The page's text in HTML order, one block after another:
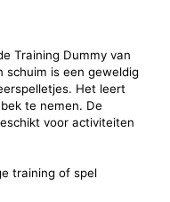
Training Dummy van
schuim is een geweldig
Het leert
te nemen. De
voor activiteiten
training of spel